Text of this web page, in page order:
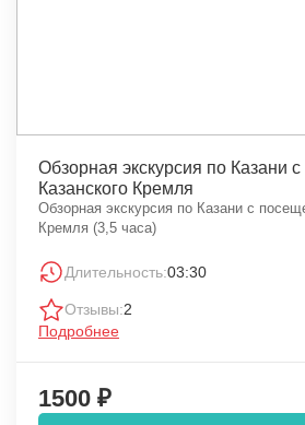
Обзорная экскурсия по Казани
Казанского Кремля
Обзорная экскурсия по Казани с
Кремля (3,5 часа)
Длительность:03:30
Отзывы:2
Подробнее
1500 ₽